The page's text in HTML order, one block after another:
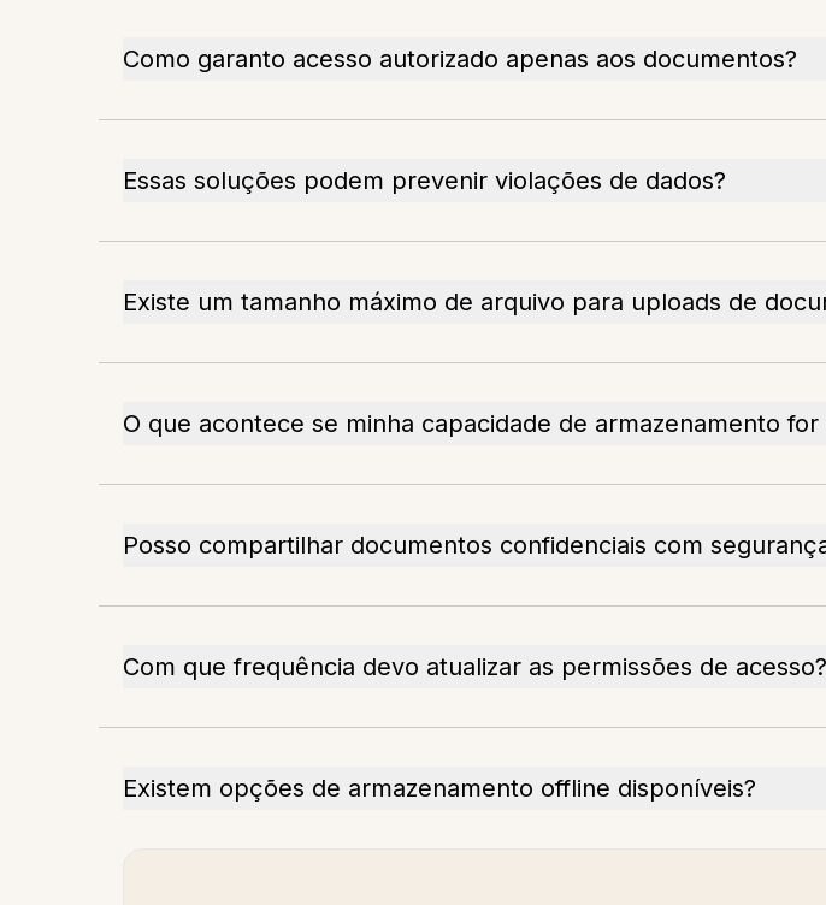
Como garanto acesso autorizado apenas aos documentos?
Essas soluções podem prevenir violações de dados?
Existe um tamanho máximo de arquivo para uploads de
O que acontece se minha capacidade de armazenamento for
Posso compartilhar documentos confidenciais com
Com que frequência devo atualizar as permissões de acesso?
Existem opções de armazenamento offline disponíveis?